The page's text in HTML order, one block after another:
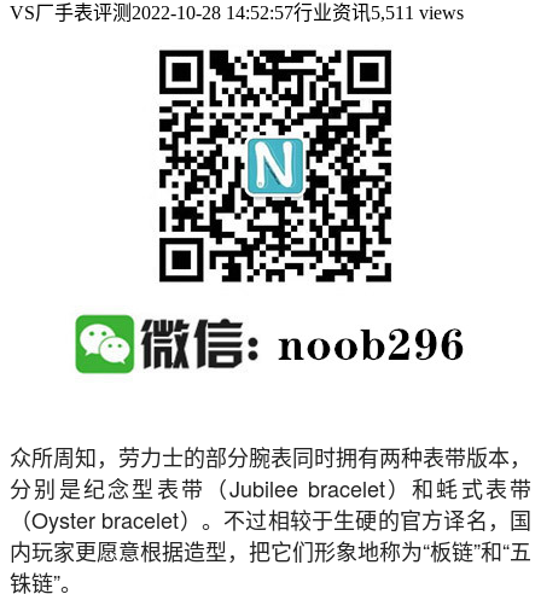
VS厂手表评测 2022-10-28 14:52:57行业资讯5,511 views
众所周知，劳力士的部分腕表同时拥有两种表带版本，
分别是纪念型表带（Jubilee bracelet）和蚝式表带
（Oyster bracelet）。不过相较于生硬的官方译名，国
内玩家更愿意根据造型，把它们形象地称为“板链”和“五
铢链”。